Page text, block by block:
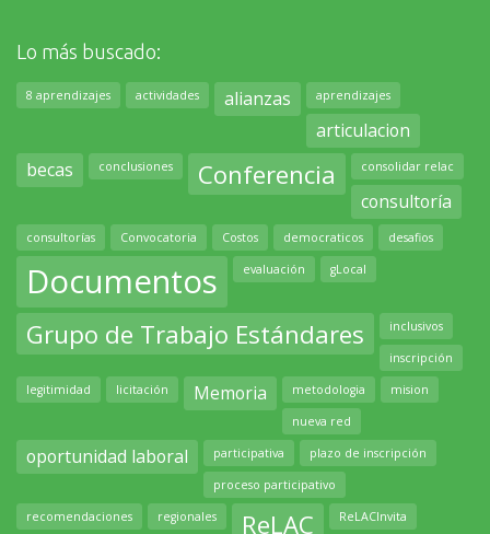
Lo más buscado:
8 aprendizajes actividades alianzas aprendizajes
articulacion
becas
conclusiones Conferencia consolidar relac
consultoría
consultorías Convocatoria Costos democraticos desafios
Documentos evaluación gLocal
Grupo de Trabajo Estándares inclusivos
inscripción
legitimidad licitación Memoria metodologia mision
nueva red
oportunidad laboral participativa plazo de inscripción
proceso participativo
recomendaciones regionales ReLAC ReLACInvita